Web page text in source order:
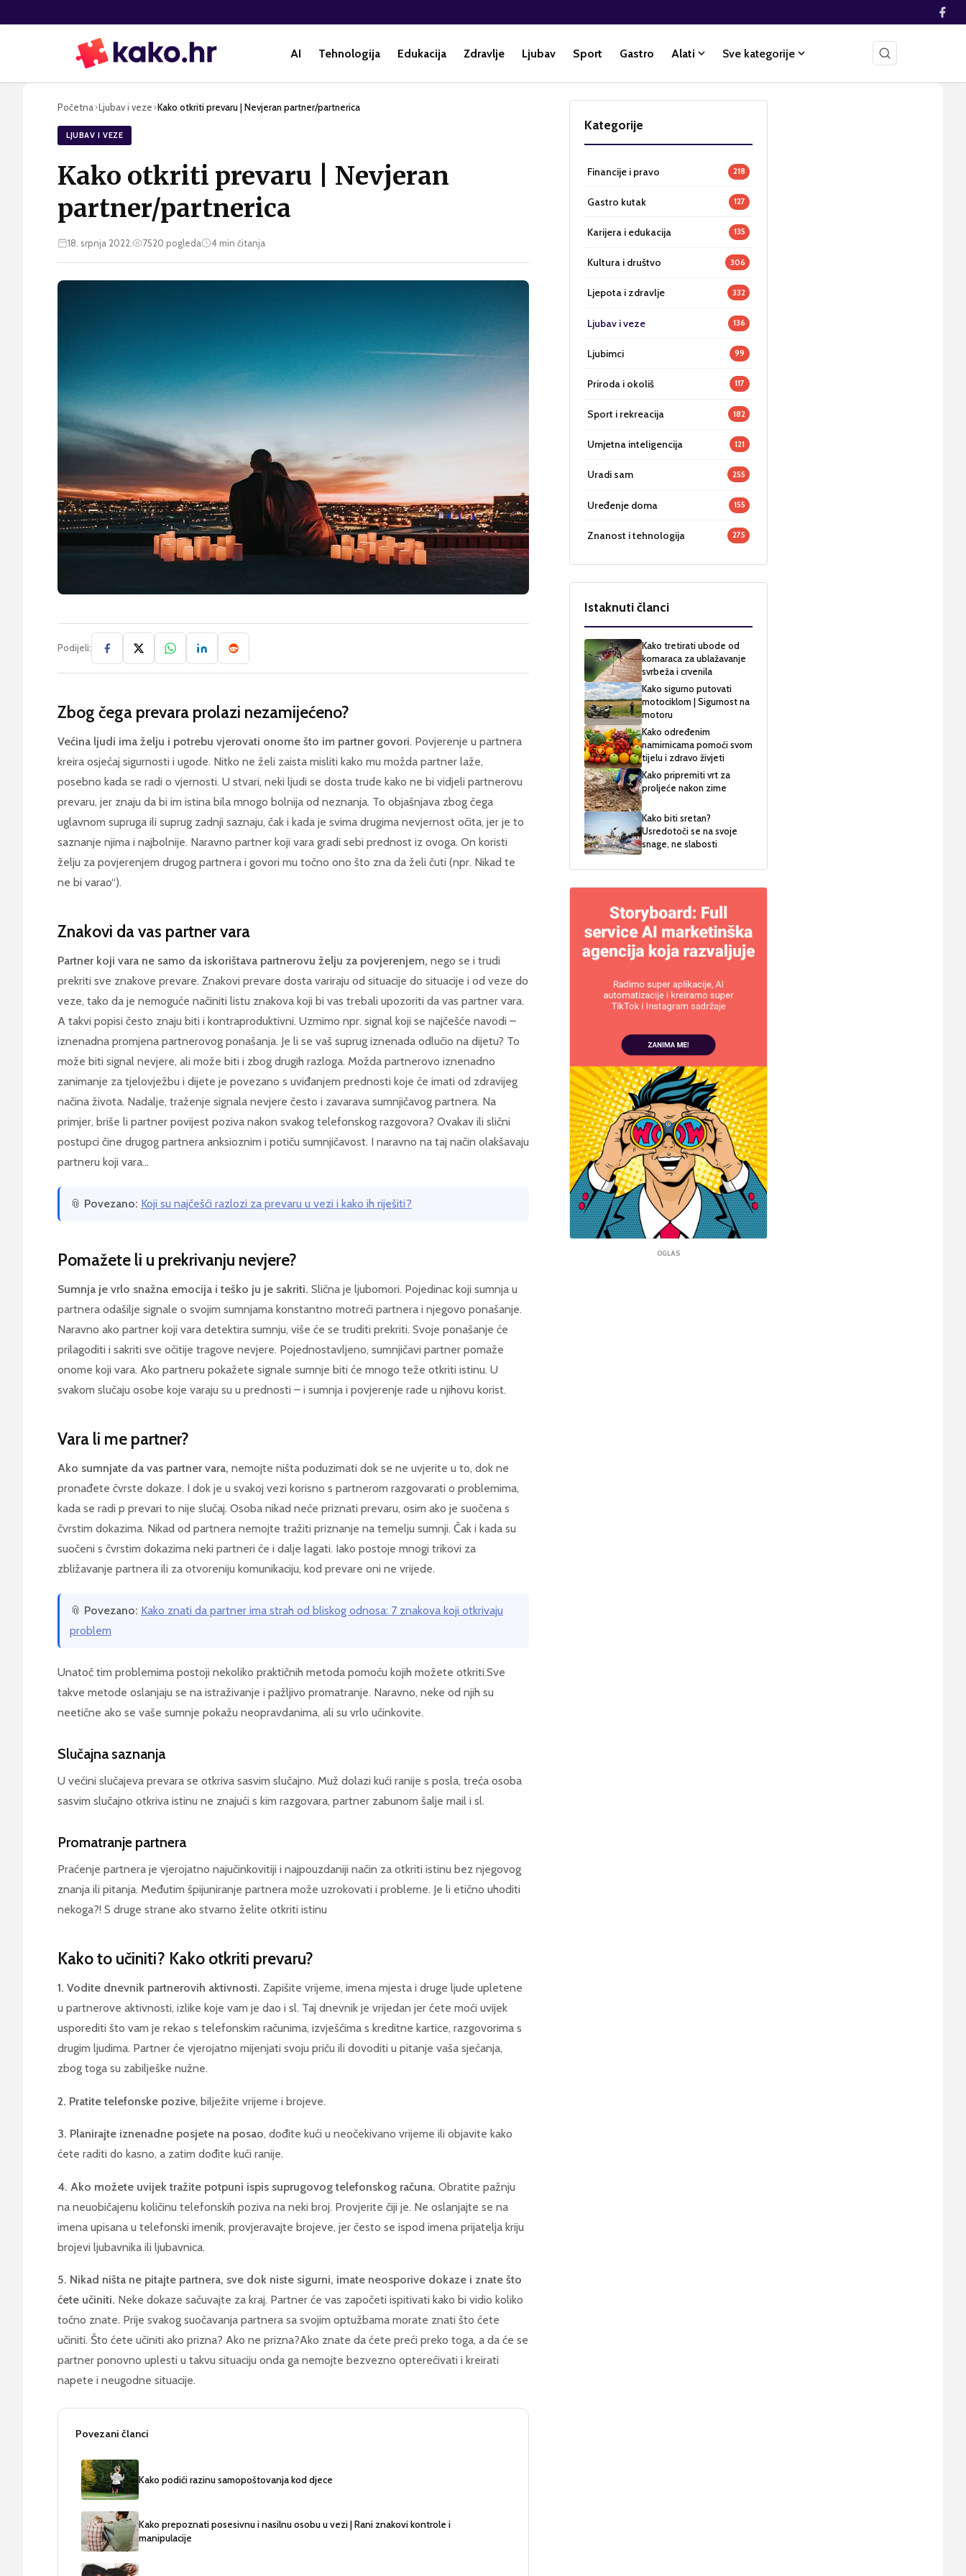
AI Tehnologija Edukacija Zdravlje Ljubav Sport Gastro Alati Sve kategorije
Početna›Ljubav i veze ›Kako otkriti prevaru | Nevjeran partner/partnerica
LJUBAV I VEZE
Kako otkriti prevaru | Nevjeran
partner/partnerica
18. srpnja 2022. 7520 pogleda 4min čitanja
Podijeli:
Zbog čega prevara prolazi nezamijećeno?
Većina ljudi ima želju i potrebu vjerovati onome što im partner govori. Povjerenje u partnera
kreira osjećaj sigurnosti i ugode. Nitko ne želi zaista misliti kako mu možda partner laže,
posebno kada se radi o vjernosti. U stvari, neki ljudi se dosta trude kako ne bi vidjeli partnerovu
prevaru, jer znaju da bi im istina bila mnogo bolnija od neznanja. To objašnjava zbog čega
uglavnom supruga ili suprug zadnji saznaju, čak i kada je svima drugima nevjernost očita, jer je to
saznanje njima i najbolnije. Naravno partner koji vara gradi sebi prednost iz ovoga. On koristi
želju za povjerenjem drugog partnera i govori mu točno ono što zna da želi čuti (npr. Nikad te
ne bi varao“).
Znakovi da vas partner vara
Partner koji vara ne samo da iskorištava partnerovu želju za povjerenjem, nego se i trudi
prekriti sve znakove prevare. Znakovi prevare dosta variraju od situacije do situacije i od veze do
veze, tako da je nemoguće načiniti listu znakova koji bi vas trebali upozoriti da vas partner vara.
A takvi popisi često znaju biti i kontraproduktivni. Uzmimo npr. signal koji se najčešće navodi –
iznenadna promjena partnerovog ponašanja. Je li se vaš suprug iznenada odlučio na dijetu? To
može biti signal nevjere, ali može biti i zbog drugih razloga. Možda partnerovo iznenadno
zanimanje za tjelovježbu i dijete je povezano s uviđanjem prednosti koje će imati od zdravijeg
načina života. Nadalje, traženje signala nevjere često i zavarava sumnjičavog partnera. Na
primjer, briše li partner povijest poziva nakon svakog telefonskog razgovora? Ovakav ili slični
postupci čine drugog partnera anksioznim i potiču sumnjičavost. I naravno na taj način olakšavaju
partneru koji vara…
📎 Povezano: Koji su najčešći razlozi za prevaru u vezi i kako ih riješiti?
Pomažete li u prekrivanju nevjere?
Sumnja je vrlo snažna emocija i teško ju je sakriti. Slična je ljubomori. Pojedinac koji sumnja u
partnera odašilje signale o svojim sumnjama konstantno motreći partnera i njegovo ponašanje.
Naravno ako partner koji vara detektira sumnju, više će se truditi prekriti. Svoje ponašanje će
prilagoditi i sakriti sve očitije tragove nevjere. Pojednostavljeno, sumnjičavi partner pomaže
onome koji vara. Ako partneru pokažete signale sumnje biti će mnogo teže otkriti istinu. U
svakom slučaju osobe koje varaju su u prednosti – i sumnja i povjerenje rade u njihovu korist.
Vara li me partner?
Ako sumnjate da vas partner vara, nemojte ništa poduzimati dok se ne uvjerite u to, dok ne
pronađete čvrste dokaze. I dok je u svakoj vezi korisno s partnerom razgovarati o problemima,
kada se radi p prevari to nije slučaj. Osoba nikad neće priznati prevaru, osim ako je suočena s
čvrstim dokazima. Nikad od partnera nemojte tražiti priznanje na temelju sumnji. Čak i kada su
suočeni s čvrstim dokazima neki partneri će i dalje lagati. Iako postoje mnogi trikovi za
zbližavanje partnera ili za otvoreniju komunikaciju, kod prevare oni ne vrijede.
📎 Povezano: Kako znati da partner ima strah od bliskog odnosa: 7 znakova koji otkrivaju
problem
Unatoč tim problemima postoji nekoliko praktičnih metoda pomoću kojih možete otkriti.Sve
takve metode oslanjaju se na istraživanje i pažljivo promatranje. Naravno, neke od njih su
neetične ako se vaše sumnje pokažu neopravdanima, ali su vrlo učinkovite.
Slučajna saznanja
U većini slučajeva prevara se otkriva sasvim slučajno. Muž dolazi kući ranije s posla, treća osoba
sasvim slučajno otkriva istinu ne znajući s kim razgovara, partner zabunom šalje mail i sl.
Promatranje partnera
Praćenje partnera je vjerojatno najučinkovitiji i najpouzdaniji način za otkriti istinu bez njegovog
znanja ili pitanja. Međutim špijuniranje partnera može uzrokovati i probleme. Je li etično uhoditi
nekoga?! S druge strane ako stvarno želite otkriti istinu
Kako to učiniti? Kako otkriti prevaru?
1. Vodite dnevnik partnerovih aktivnosti. Zapišite vrijeme, imena mjesta i druge ljude upletene
u partnerove aktivnosti, izlike koje vam je dao i sl. Taj dnevnik je vrijedan jer ćete moći uvijek
usporediti što vam je rekao s telefonskim računima, izvješćima s kreditne kartice, razgovorima s
drugim ljudima. Partner će vjerojatno mijenjati svoju priču ili dovoditi u pitanje vaša sjećanja,
zbog toga su zabilješke nužne.
2. Pratite telefonske pozive, bilježite vrijeme i brojeve.
3. Planirajte iznenadne posjete na posao, dođite kući u neočekivano vrijeme ili objavite kako
ćete raditi do kasno, a zatim dođite kući ranije.
4. Ako možete uvijek tražite potpuni ispis suprugovog telefonskog računa. Obratite pažnju
na neuobičajenu količinu telefonskih poziva na neki broj. Provjerite čiji je. Ne oslanjajte se na
imena upisana u telefonski imenik, provjeravajte brojeve, jer često se ispod imena prijatelja kriju
brojevi ljubavnika ili ljubavnica.
5. Nikad ništa ne pitajte partnera, sve dok niste sigurni, imate neosporive dokaze i znate što
ćete učiniti. Neke dokaze sačuvajte za kraj. Partner će vas započeti ispitivati kako bi vidio koliko
točno znate. Prije svakog suočavanja partnera sa svojim optužbama morate znati što ćete
učiniti. Što ćete učiniti ako prizna? Ako ne prizna?Ako znate da ćete preći preko toga, a da će se
partner ponovno uplesti u takvu situaciju onda ga nemojte bezvezno opterećivati i kreirati
napete i neugodne situacije.
Povezani članci
Kako podići razinu samopoštovanja kod djece
Kako prepoznati posesivnu i nasilnu osobu u vezi | Rani znakovi kontrole i
manipulacije
Kategorije
Financije i pravo 218
Gastro kutak 127
Karijera i edukacija 135
Kultura i društvo 306
Ljepota i zdravlje 332
Ljubav i veze 136
Ljubimci 99
Priroda i okoliš 117
Sport i rekreacija 182
Umjetna inteligencija 121
Uradi sam 255
Uređenje doma 155
Znanost i tehnologija 275
Istaknuti članci
Kako tretirati ubode od
komaraca za ublažavanje
svrbeža i crvenila
Kako sigurno putovati
motociklom | Sigurnost na
motoru
Kako određenim
namirnicama pomoći svom
tijelu i zdravo živjeti
Kako pripremiti vrt za
proljeće nakon zime
Kako biti sretan?
Usredotoči se na svoje
snage, ne slabosti
OGLAS